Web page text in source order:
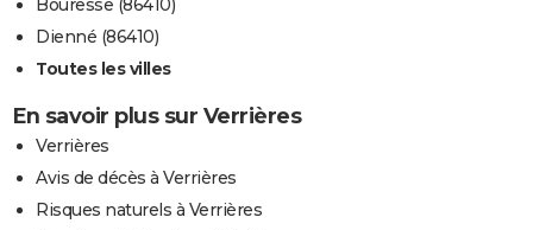
Bouresse (86410)
Dienné (86410)
Toutes les villes
En savoir plus sur Verrières
Verrières
Avis de décès à Verrières
Risques naturels à Verrières